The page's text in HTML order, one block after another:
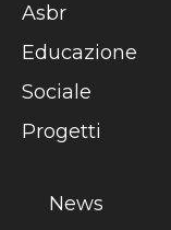
Asbr
Educazione
Sociale
Progetti
News